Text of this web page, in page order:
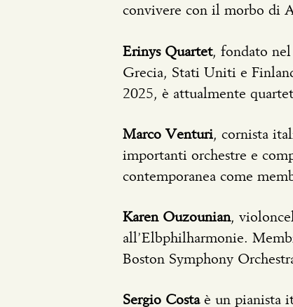
convivere con il morbo di
Erinys Quartet, fondato nel
Grecia, Stati Uniti e
2025, è attualmente
Marco Venturi, cornista
importanti orchestre e
contemporanea come
Karen Ouzounian,
all’Elbphilharmonie.
Boston Symphony
Sergio Costaè un pianista